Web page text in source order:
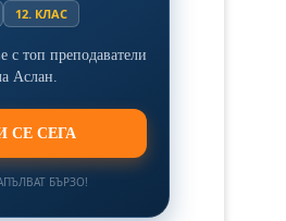
12. КЛАС
с топ преподаватели
Аслан.
СЕ СЕГА
БЪРЗО!